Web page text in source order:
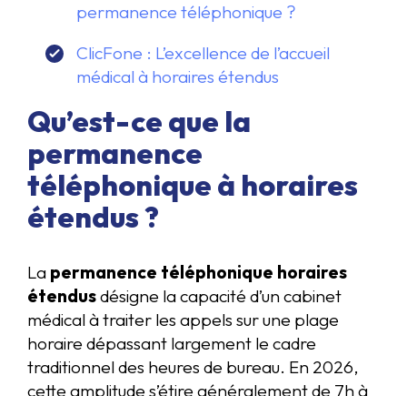
permanence téléphonique ?
ClicFone : L’excellence de l’accueil
médical à horaires étendus
Qu’est-ce que la
permanence
téléphonique à horaires
étendus ?
La permanence téléphonique horaires
étendusdésigne la capacité d’un cabinet
médical à traiter les appels sur une plage
horaire dépassant largement le cadre
traditionnel des heures de bureau. En 2026,
cette amplitude s’étire généralement de 7h à